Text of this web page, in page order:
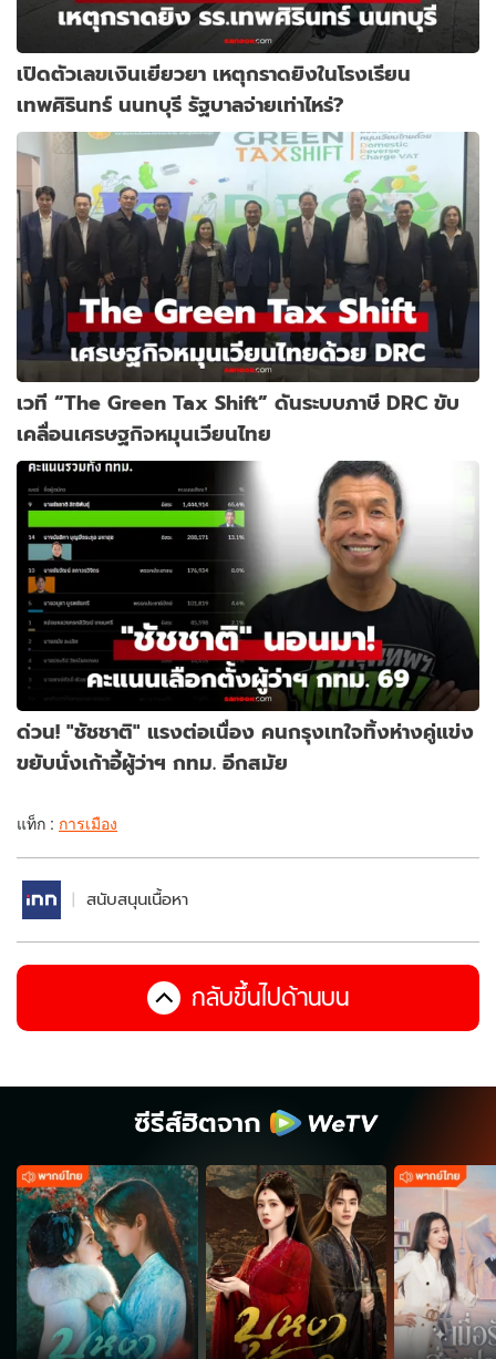
เปิดตัวเลขเงินเยียวยา เหตุกราดยิงในโรงเรียน
เทพศิรินทร์ นนทบุรี รัฐบาลจ่ายเท่าไหร่?
เวที “The Green Tax Shift” ดันระบบภาษี DRC ขับ
เคลื่อนเศรษฐกิจหมุนเวียนไทย
ด่วน! "ชัชชาติ" แรงต่อเนื่อง คนกรุงเทใจทิ้งห่างคู่แข่ง
ขยับนั่งเก้าอี้ผู้ว่าฯ กทม. อีกสมัย
แท็ก : การเมือง
สนับสนุนเนื้อหา
กลับขึ้นไปด้านบน
ซีรีส์ฮิตจาก